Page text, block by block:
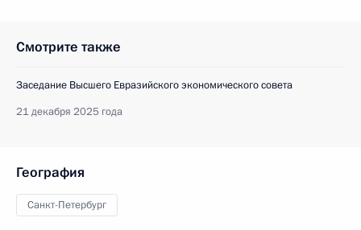
Смотрите также
Заседание Высшего Евразийского экономического совета
21 декабря 2025 года
География
Санкт-Петербург